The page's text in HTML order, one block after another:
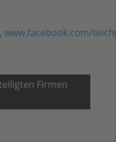
, www.facebook.com/
Firmen